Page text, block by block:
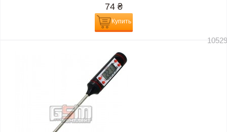
74 ₴
Купить